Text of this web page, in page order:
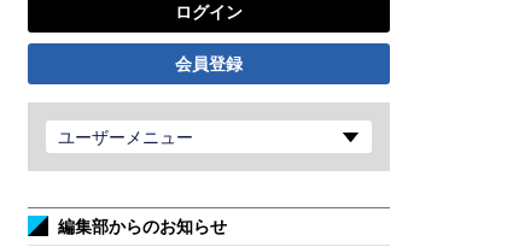
ログイン
会員登録
ユーザーメニュー
編集部からのお知らせ